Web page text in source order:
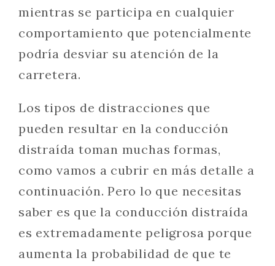
mientras se participa en cualquier
comportamiento que potencialmente
podría desviar su atención de la
carretera.
Los tipos de distracciones que
pueden resultar en la conducción
distraída toman muchas formas,
como vamos a cubrir en más detalle a
continuación. Pero lo que necesitas
saber es que la conducción distraída
es extremadamente peligrosa porque
aumenta la probabilidad de que te